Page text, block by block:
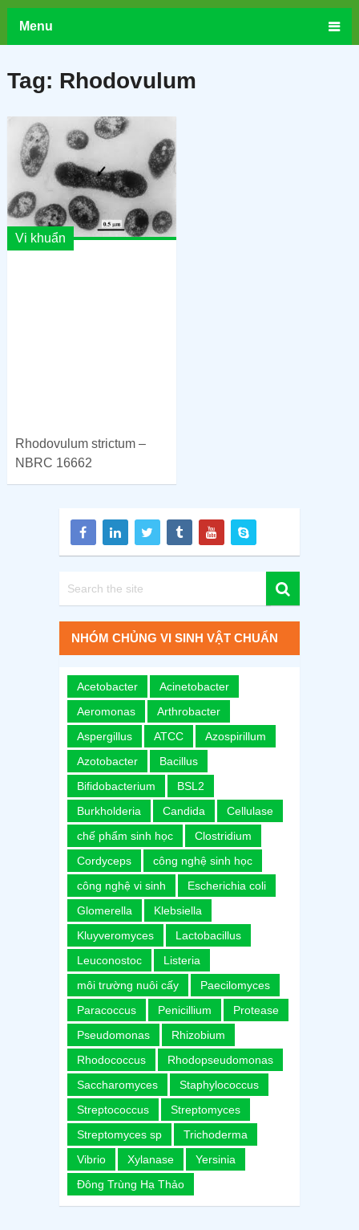
Menu
Tag: Rhodovulum
Vi khuẩn
Rhodovulum strictum –
NBRC 16662
NHÓM CHỦNG VI SINH VẬT CHUẨN
Acetobacter
Acinetobacter
Aeromonas
Arthrobacter
Aspergillus
ATCC
Azospirillum
Azotobacter
Bacillus
Bifidobacterium
BSL2
Burkholderia
Candida
Cellulase
chế phẩm sinh học
Clostridium
Cordyceps
công nghệ sinh học
công nghệ vi sinh
Escherichia coli
Glomerella
Klebsiella
Kluyveromyces
Lactobacillus
Leuconostoc
Listeria
môi trường nuôi cấy
Paecilomyces
Paracoccus
Penicillium
Protease
Pseudomonas
Rhizobium
Rhodococcus
Rhodopseudomonas
Saccharomyces
Staphylococcus
Streptococcus
Streptomyces
Streptomyces sp
Trichoderma
Vibrio
Xylanase
Yersinia
Đông Trùng Hạ Thảo